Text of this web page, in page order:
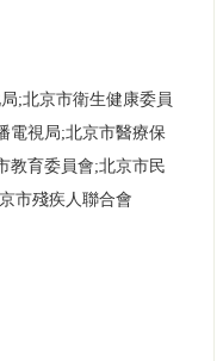
;北京市衛生健康委員
電視局;北京市醫療保
教育委員會;北京市民
市殘疾人聯合會